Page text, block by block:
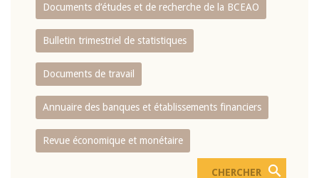
Documents d’études et de recherche de la BCEAO
Bulletin trimestriel de statistiques
Documents de travail
Annuaire des banques et établissements financiers
Revue économique et monétaire